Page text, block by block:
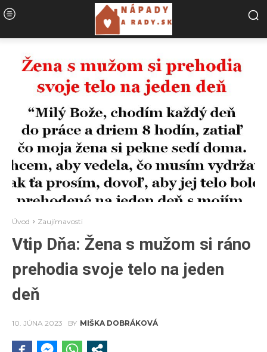
Úvod Zaujímavosti
Vtip Dňa: Žena s mužom si ráno
prehodia svoje telo na jeden
deň
10. JÚNA 2023 BY MIŠKA DOBRÁKOVÁ